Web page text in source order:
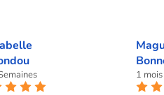
1 mois